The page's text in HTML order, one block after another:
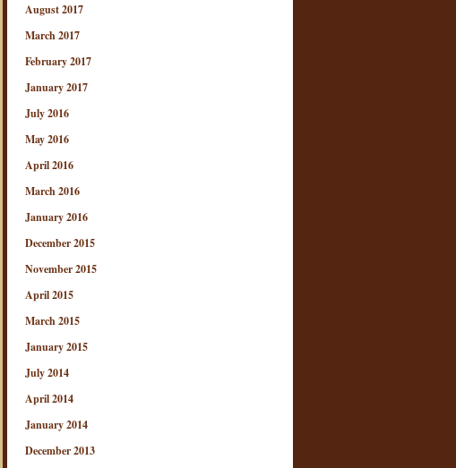
August 2017
March 2017
February 2017
January 2017
July 2016
May 2016
April 2016
March 2016
January 2016
December 2015
November 2015
April 2015
March 2015
January 2015
July 2014
April 2014
January 2014
December 2013